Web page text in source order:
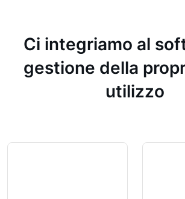
Ci integriamo al
gestione della
utilizzo